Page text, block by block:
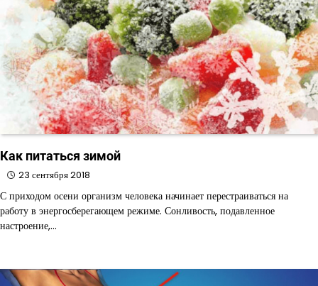
Как питаться зимой
23 сентября 2018
С приходом осени организм человека начинает перестраиваться на
работу в энергосберегающем режиме. Сонливость, подавленное
настроение,…